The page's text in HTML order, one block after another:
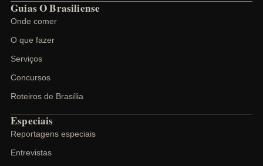
Guias O Brasiliense
Onde comer
O que fazer
Serviços
Concursos
Roteiros de Brasília
Especiais
Reportagens especiais
Entrevistas